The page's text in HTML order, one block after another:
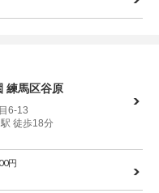
練馬区谷原
6-13
徒歩18分
円